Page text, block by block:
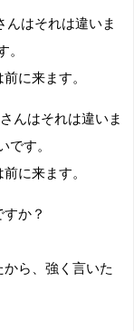
んはそれは違いま
。
に来ます。
んはそれは違いま
です。
に来ます。
か？
ら、強く言いた